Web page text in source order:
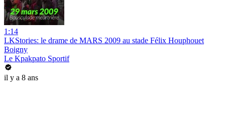
1:14
LKStories: le drame de MARS 2009 au stade Félix Houphouet
Boigny
Le Kpakpato Sportif
il y a 8 ans